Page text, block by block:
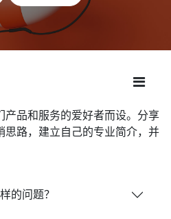
产品和服务的爱好者而设。分享
思路，建立自己的专业简介，并
的问题？